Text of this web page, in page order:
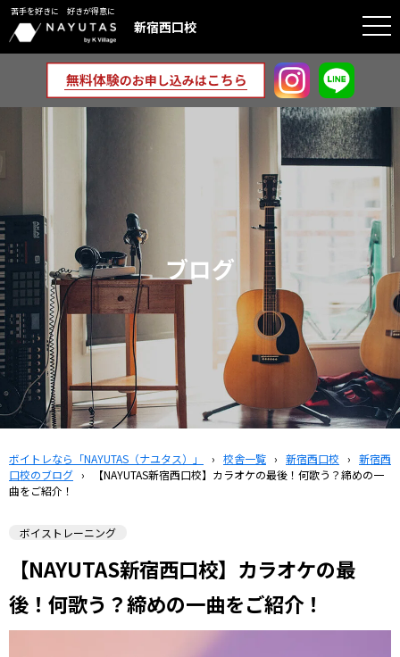
苦手を好きに 好きが得意に
新宿西口校
ブログ
ボイトレなら「NAYUTAS（ナユタス）」 › 校舎一覧 › 新宿西口校 › 新宿西
口校のブログ ›
【NAYUTAS新宿西口校】カラオケの最後！何歌う？締めの一
曲をご紹介！
ボイストレーニング
【NAYUTAS新宿西口校】カラオケの最
後！何歌う？締めの一曲をご紹介！